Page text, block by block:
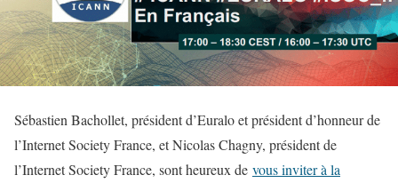
Sébastien Bachollet, président d’Euralo et président d’honneur de
l’Internet Society France, et Nicolas Chagny, président de
l’Internet Society France, sont heureux de vous inviter à la